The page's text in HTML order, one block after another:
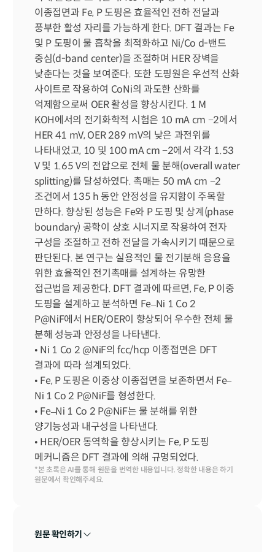
이종접면과 Fe, P 도핑은 효율적인 전하 전달과
풍부한 활성 자리를 가능하게 한다. DFT 결과는 Fe
및 P 도핑이 물 흡착을 최적화하고 Ni/Co d-밴드
중심(d-band center)을 조절하며 HER 장벽을
낮춘다는 것을 보여준다. 또한 도핑원은 우선적 산화
사이트로 작용하여 CoNi의 과도한 산화를
억제함으로써 OER 활성을 향상시킨다. 1 M
KOH에서의 전기화학적 시험은 10 mA cm −2에서
HER 41 mV, OER 289 mV의 낮은 과전위를
나타내었고, 10 및 100 mA cm −2에서 각각 1.53
V 및 1.65 V의 전압으로 전체 물 분해(overall water
splitting)를 달성하였다. 촉매는 50 mA cm −2
조건에서 135 h 동안 안정성을 유지함이 주목할
만하다. 향상된 성능은 Fe와 P 도핑 및 상계(phase
boundary) 공학이 상호 시너지로 작용하여 전자
구성을 조절하고 전하 전달을 가속시키기 때문으로
판단된다. 본 연구는 실용적인 물 전기분해 응용을
위한 효율적인 전기촉매를 설계하는 유망한
접근법을 제공한다. DFT 결과에 따르면, Fe, P 이중
도핑을 설계하고 분석하면 Fe–Ni 1 Co 2
P@NiF에서 HER/OER이 향상되어 우수한 전체 물
분해 성능과 안정성을 나타낸다.
• Ni 1 Co 2 @NiF의 fcc/hcp 이종접면은 DFT
결과에 따라 설계되었다.
• Fe, P 도핑은 이중상 이종접면을 보존하면서 Fe–
Ni 1 Co 2 P@NiF를 형성한다.
• Fe–Ni 1 Co 2 P@NiF는 물 분해를 위한
양기능성과 내구성을 나타낸다.
• HER/OER 동역학을 향상시키는 Fe, P 도핑
메커니즘은 DFT 결과에 의해 규명되었다.
*본 초록은 AI를 통해 원문을 번역한 내용입니다. 정확한 내용은 하기
원문에서 확인해주세요.
원문 확인하기